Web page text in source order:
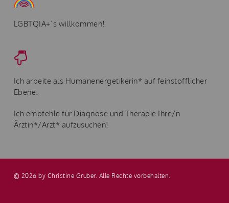
LGBTQIA+´s willkommen!
Ich arbeite als Humanenergetikerin* auf feinstofflicher
Ebene.
Ich empfehle für Diagnose und Therapie Ihre/n
Ärztin*/Arzt* aufzusuchen!
© 2026 by Christine Gruber. Alle Rechte vorbehalten.